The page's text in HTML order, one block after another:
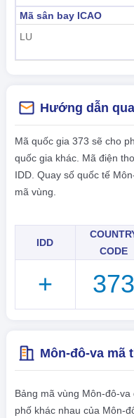
Mã sân bay ICAO
LU
Hướng dẫn
Mã quốc gia 373 sẽ cho
quốc gia khác. Mã điện
IDD. Quay số quốc tế
mã vùng.
IDD
CODE
+ 373
Môn-đô-va mã
Bảng mã vùng Môn-đô-
phố khác nhau của Môn-